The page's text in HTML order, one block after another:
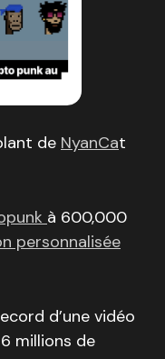
de NyanCat
à 600,000
personnalisée
d’une vidéo
millions de